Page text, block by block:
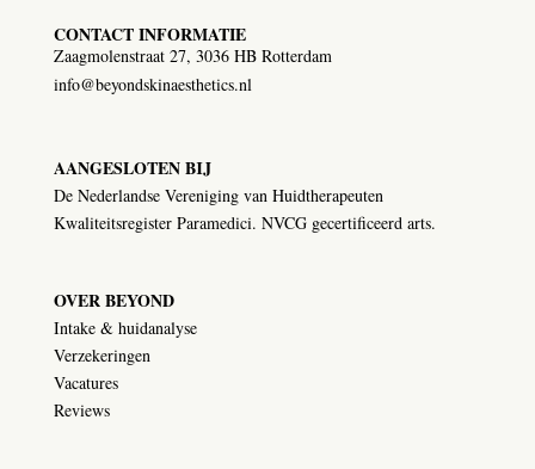
CONTACT INFORMATIE
Zaagmolenstraat 27, 3036 HB Rotterdam
info@beyondskinaesthetics.nl
AANGESLOTEN BIJ
De Nederlandse Vereniging van Huidtherapeuten
Kwaliteitsregister Paramedici. NVCG gecertificeerd arts.
OVER BEYOND
Intake & huidanalyse
Verzekeringen
Vacatures
Reviews